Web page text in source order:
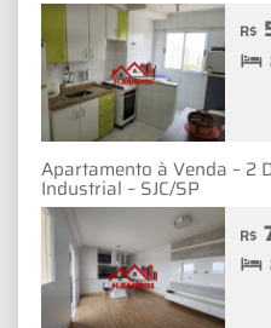
R$
Apartamento à Venda – 2
Industrial – SJC/SP
R$